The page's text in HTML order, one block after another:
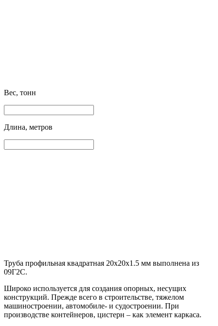
Вес, тонн
Длина, метров
Труба профильная квадратная 20х20х1.5 мм выполнена из
09Г2С.
Широко используется для создания опорных, несущих
конструкций. Прежде всего в строительстве, тяжелом
машиностроении, автомобиле- и судостроении. При
производстве контейнеров, цистерн – как элемент каркаса.